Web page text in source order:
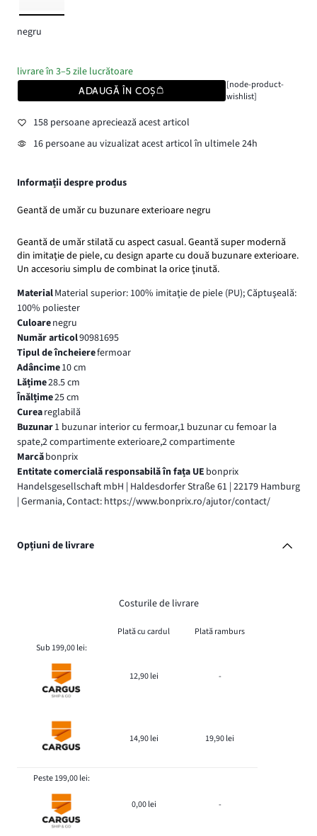
negru
livrare în 3–5 zile lucrătoare
ADAUGĂ ÎN COȘ
[node-product-
wishlist]
158 persoane apreciează acest articol
16 persoane au vizualizat acest articol în ultimele 24h
Informații despre produs
Geantă de umăr cu buzunare exterioare negru
Geantă de umăr stilată cu aspect casual. Geantă super modernă
din imitaţie de piele, cu design aparte cu două buzunare exterioare.
Un accesoriu simplu de combinat la orice ţinută.
MaterialMaterial superior: 100% imitaţie de piele (PU); Căptuşeală:
100% poliester
Culoarenegru
Număr articol90981695
Tipul de încheierefermoar
Adâncime10 cm
Lățime28.5 cm
Înălțime25 cm
Cureareglabilă
Buzunar1 buzunar interior cu fermoar,1 buzunar cu femoar la
spate,2 compartimente exterioare,2 compartimente
Marcăbonprix
Entitate comercială responsabilă în fața UE bonprix
Handelsgesellschaft mbH | Haldesdorfer Straße 61 | 22179 Hamburg
| Germania, Contact: https://www.bonprix.ro/ajutor/contact/
Opțiuni de livrare
Costurile de livrare
Plată cu cardul
Plată ramburs
Sub 199,00 lei:
12,90 lei -
14,90 lei 19,90 lei
Peste 199,00 lei:
0,00 lei -